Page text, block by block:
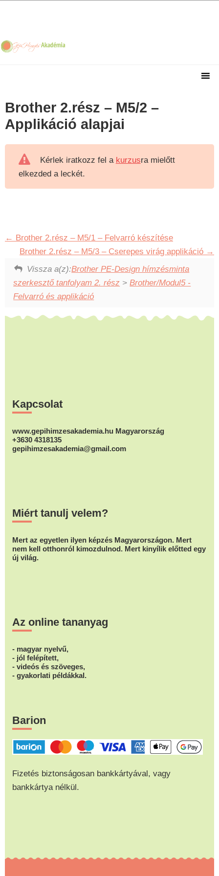
navigation
content
sidebar
Brother 2.rész – M5/2 –
Applikáció alapjai
Kérlek iratkozz fel a kurzusra mielőtt
elkezded a leckét.
Brother 2.rész – M5/1 – Felvarró készítése
Brother 2.rész – M5/3 – Cserepes virág applikáció
Vissza a(z):Brother PE-Design hímzésminta
szerkesztő tanfolyam 2. rész >Brother/Modul5 -
Felvarró és applikáció
Kapcsolat
www.gepihimzesakademia.hu Magyarország
+3630 4318135
gepihimzesakademia@gmail.com
Miért tanulj velem?
Mert az egyetlen ilyen képzés Magyarországon. Mert
nem kell otthonról kimozdulnod. Mert kinyílik előtted egy
új világ.
Az online tananyag
- magyar nyelvű,
- jól felépített,
- videós és szöveges,
- gyakorlati példákkal.
Barion
Fizetés biztonságosan bankkártyával, vagy
bankkártya nélkül.